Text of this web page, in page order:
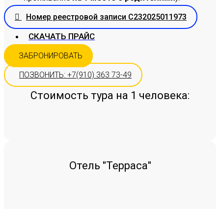
Номер реестровой записи С232025011973
СКАЧАТЬ ПРАЙС
ЗАБРОНИРОВАТЬ
ПОЗВОНИТЬ: +7(910) 363 73-49
Стоимость тура на 1 человека:
Отель "Терраса"